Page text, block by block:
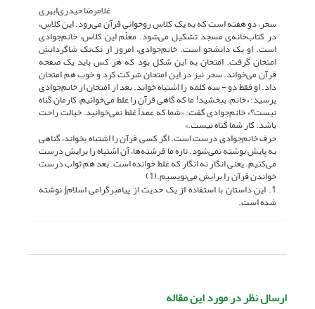
غلامرضا حیدری‌ابهری
سحر، دو هفته است که به یک کلاس روخوانی قرآن می‌رود. این کلاس،
در کتاب‌خانه‌ی مسجد تشکیل می‌شود. معلّم این کلاس، خانم‌جوادی
است. او یک دانشجو است. خانم‌جوادی، امروز از تک‌تک شاگردانش
امتحان گرفت. امتحان به این شکل بود که هر کس باید یک صفحه
قرآن می‌خواند. سحر نیز در این امتحان شرکت کرد و خوب هم امتحان
داد. او فقط دو - سه کلمه را اشتباه خواند. بعد از امتحان از خانم‌جوادی
پرسید: «خانم، ببخشید! ما که گاهی قرآن را غلط می‌خوانیم، کارمان گناه
نیست؟» خانم‌جوادی گفت: «شما که عمداً غلط نمی‌خوانید. خیالت راحت
باشد. کار شما گناه نیست.»
حرف خانم‌جوادی درست است. اگر کسی قرآن را اشتباه بخواند، گناهی
به پایش نوشته نمی‌شود. تازه ما فرشته‌ها، آن اشتباه را برایش درست
می‌کنیم. یعنی انگار نه انگار که غلط خوانده است. بعد هم ثواب درست
خواندن قرآن را برایش می‌نویسیم.(1)
1. این داستان با استفاده از یک حدیث از پیامبرگرامی اسلامj نوشته
شده است.
ارسال نظر در مورد این مقاله